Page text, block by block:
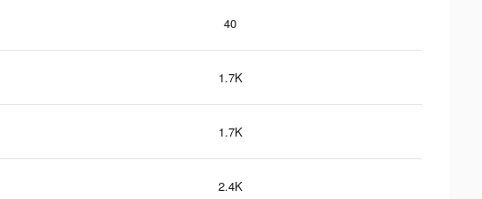
40
1.7K
1.7K
2.4K